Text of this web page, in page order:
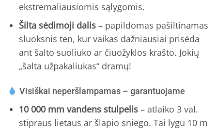
ekstremaliausiomis sąlygomis.
Šilta sėdimoji dalis– papildomas pašiltinamas
sluoksnis ten, kur vaikas dažniausiai prisėda
ant šalto suoliuko ar čiuožyklos krašto. Jokių
„šalta užpakaliukas“ dramų!
Visiškai neperšlampamas – garantuojame
10 000 mm vandens stulpelis– atlaiko 3 val.
stipraus lietaus ar šlapio sniego. Tai lygu 10 m